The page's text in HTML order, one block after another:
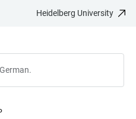
Heidelberg University